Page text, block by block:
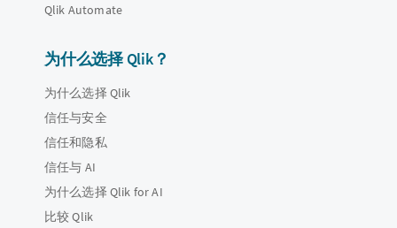
Qlik Automate
为什么选择 Qlik？
为什么选择 Qlik
信任与安全
信任和隐私
信任与 AI
为什么选择 Qlik for AI
比较 Qlik